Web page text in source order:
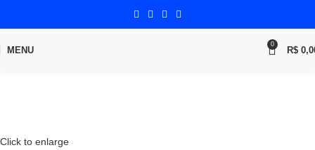
MENU
0
R$
Click to enlarge